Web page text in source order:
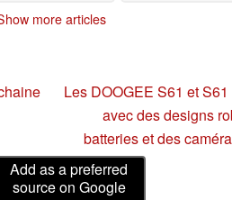
06/29/2022
more articles
Les DOOGEE S61 et
avec des designs
batteries et des
Add as a preferred
source on Google